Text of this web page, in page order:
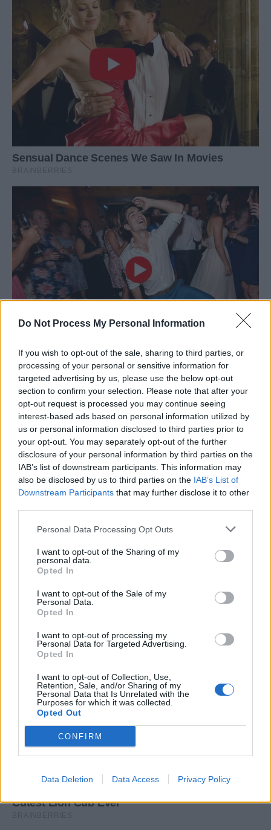
Do Not Process My Personal Information
If you wish to opt-out of the sale, sharing to third parties, or
processing of your personal or sensitive information for
targeted advertising by us, please use the below opt-out
section to confirm your selection. Please note that after your
opt-out request is processed you may continue seeing
interest-based ads based on personal information utilized by
us or personal information disclosed to third parties prior to
your opt-out. You may separately opt-out of the further
disclosure of your personal information by third parties on the
IAB’s list of downstream participants. This information may
also be disclosed by us to third parties on the IAB’s List of
Downstream Participants that may further disclose it to other
Personal Data Processing Opt Outs
I want to opt-out of the Sharing of my
personal data.
Opted In
I want to opt-out of the Sale of my
Personal Data.
Opted In
I want to opt-out of processing my
Personal Data for Targeted Advertising.
Opted In
I want to opt-out of Collection, Use,
Retention, Sale, and/or Sharing of my
Personal Data that Is Unrelated with the
Purposes for which it was collected.
Opted Out
CONFIRM
Data Deletion Data Access Privacy Policy